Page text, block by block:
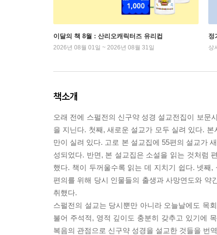
이달의 책 8월 : 산리오캐릭터즈 유리컵
2026년 08월 01일 ~ 2026년 08월 31일
정
상
책소개
오래 전에 스펄전의 신구약 성경 설교전집이 보문
을 지닌다. 첫째, 새로운 설교가 모두 실려 있다.
만이 실려 있다. 고로 본 설교집에 55편의 설교가
성되었다. 반면, 본 설교집은 소설을 읽는 것처럼
했다. 책이 두꺼울수록 읽는 데 지치기 쉽다. 넷째
편의를 위해 당시 인물들의 출생과 사망연도와 약
취했다.
스펄전의 설교는 당시뿐만 아니라 오늘날에도 목
불어 주석적, 영적 깊이도 충분히 갖추고 있기에
복음의 관점으로 신구약 성경을 설교한 것들을 번